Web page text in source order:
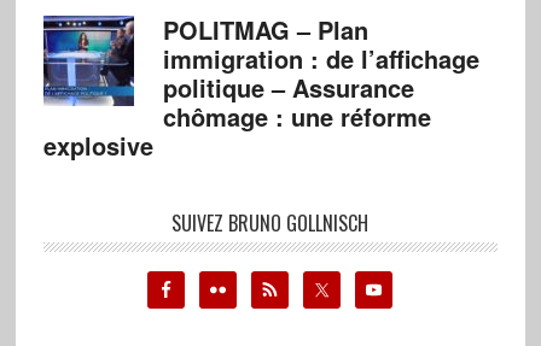
POLITMAG – Plan
immigration : de l’affichage
politique – Assurance
chômage : une réforme
explosive
SUIVEZ BRUNO GOLLNISCH